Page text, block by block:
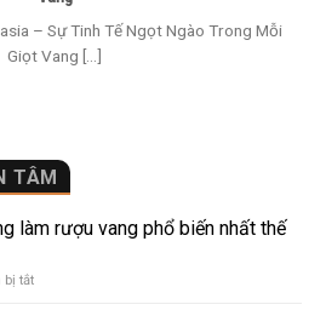
TÂM
làm rượu vang phổ biến nhất thế
bị tắtở
– Sự Tinh Tế Ngọt Ngào Trong Mỗi
Giọt Vang [...]